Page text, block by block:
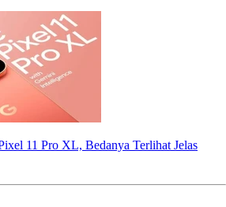
11 Pro XL, Bedanya Terlihat Jelas